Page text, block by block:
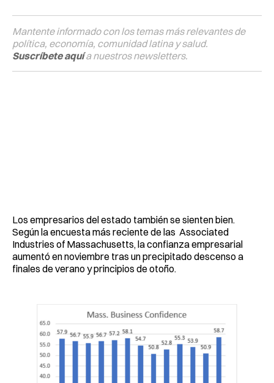
Mantente informado con los temas más relevantes de
política, economía, comunidad latina y salud.
Suscríbete aquía nuestros newsletters.
Los empresarios del estado también se sienten bien.
Según la encuesta más reciente de las Associated
Industries of Massachusetts, la confianza empresarial
aumentó en noviembre tras un precipitado descenso a
finales de verano y principios de otoño.